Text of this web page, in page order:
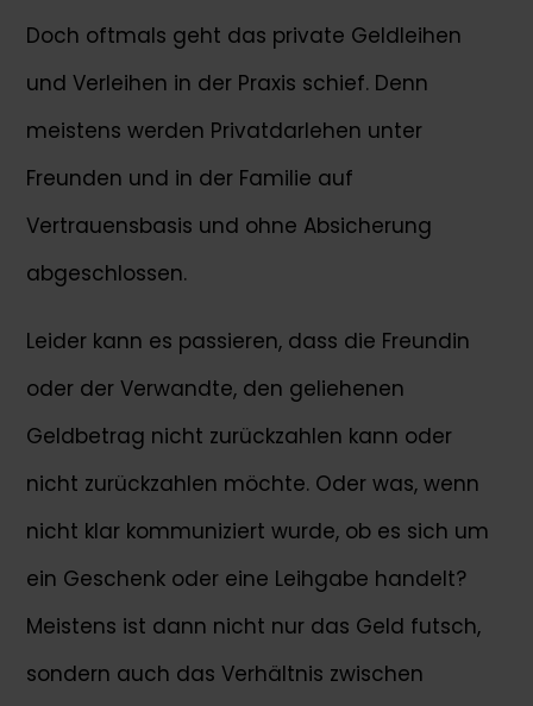
Doch oftmals geht das private Geldleihen
und Verleihen in der Praxis schief. Denn
meistens werden Privatdarlehen unter
Freunden und in der Familie auf
Vertrauensbasis und ohne Absicherung
abgeschlossen.
Leider kann es passieren, dass die Freundin
oder der Verwandte, den geliehenen
Geldbetrag nicht zurückzahlen kann oder
nicht zurückzahlen möchte. Oder was, wenn
nicht klar kommuniziert wurde, ob es sich um
ein Geschenk oder eine Leihgabe handelt?
Meistens ist dann nicht nur das Geld futsch,
sondern auch das Verhältnis zwischen